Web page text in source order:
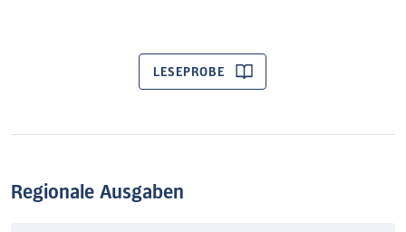
LESEPROBE
Regionale Ausgaben